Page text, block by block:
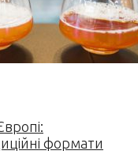
формати